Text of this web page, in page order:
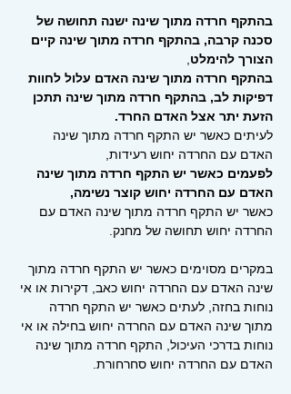
בהתקף חרדה מתוך שינה ישנה תחושה של
סכנה קרבה, בהתקף חרדה מתוך שינה קיים
הצורך להימלט
בהתקף חרדה מתוך שינה האדם עלול לחוות
דפיקות לב, בהתקף חרדה מתוך שינה תתכן
הזעת יתר אצל האדם החרד.
לעיתים כאשר יש התקף חרדה מתוך שינה
האדם עם החרדה יחוש רעידות,
לפעמים כאשר יש התקף חרדה מתוך שינה
האדם עם החרדה יחוש קוצר נשימה,
כאשר יש התקף חרדה מתוך שינה האדם עם
החרדה יחוש תחושה של מחנק.
במקרים מסוימים כאשר יש התקף חרדה מתוך
שינה האדם עם החרדה יחוש כאב, דקירות או אי
נוחות בחזה, לעתים כאשר יש התקף חרדה
מתוך שינה האדם עם החרדה יחוש בחילה או אי
נוחות בדרכי העיכול, התקף חרדה מתוך שינה
האדם עם החרדה יחוש סחרחורת.